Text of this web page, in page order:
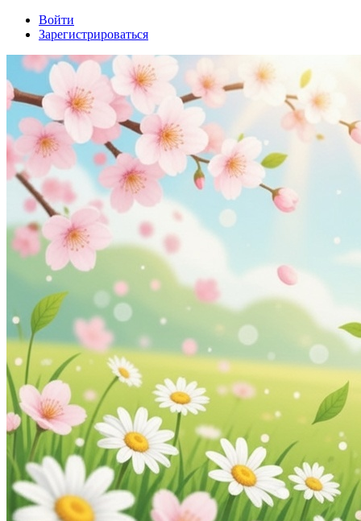
Войти
Зарегистрироваться